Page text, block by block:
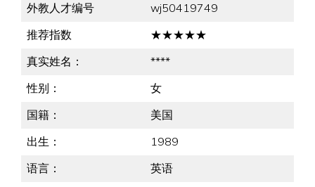
外教人才编号
wj50419749
推荐指数
★★★★★
真实姓名：
****
性别：
女
国籍：
美国
出生：
1989
语言：
英语